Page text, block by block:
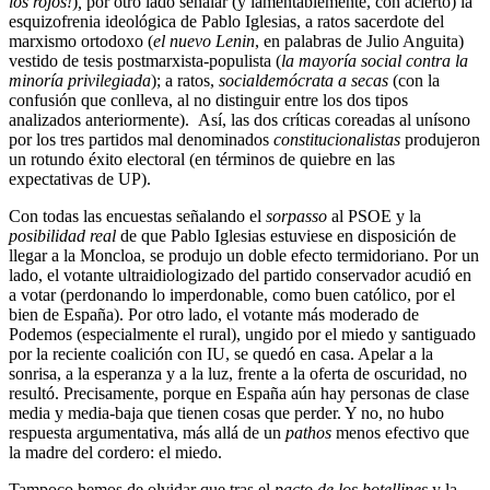
esquizofrenia ideológica de Pablo Iglesias, a ratos sacerdote del
marxismo ortodoxo (el nuevo Lenin, en palabras de Julio Anguita)
vestido de tesis postmarxista-populista (la mayoría social contra la
minoría privilegiada); a ratos, socialdemócrata a secas (con la
confusión que conlleva, al no distinguir entre los dos tipos
analizados anteriormente). Así, las dos críticas coreadas al unísono
por los tres partidos mal denominados constitucionalistas produjeron
un rotundo éxito electoral (en términos de quiebre en las
expectativas de UP).
Con todas las encuestas señalando el sorpasso al PSOE y la
posibilidad real de que Pablo Iglesias estuviese en disposición de
llegar a la Moncloa, se produjo un doble efecto termidoriano. Por un
lado, el votante ultraidiologizado del partido conservador acudió en
a votar (perdonando lo imperdonable, como buen católico, por el
bien de España). Por otro lado, el votante más moderado de
Podemos (especialmente el rural), ungido por el miedo y santiguado
por la reciente coalición con IU, se quedó en casa. Apelar a la
sonrisa, a la esperanza y a la luz, frente a la oferta de oscuridad, no
resultó. Precisamente, porque en España aún hay personas de clase
media y media-baja que tienen cosas que perder. Y no, no hubo
respuesta argumentativa, más allá de un pathos menos efectivo que
la madre del cordero: el miedo.